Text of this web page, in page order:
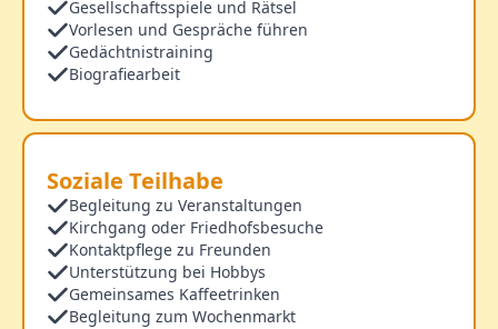
Gesellschaftsspiele und Rätsel
Vorlesen und Gespräche führen
Gedächtnistraining
Biografiearbeit
Soziale Teilhabe
Begleitung zu Veranstaltungen
Kirchgang oder Friedhofsbesuche
Kontaktpflege zu Freunden
Unterstützung bei Hobbys
Gemeinsames Kaffeetrinken
Begleitung zum Wochenmarkt